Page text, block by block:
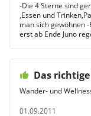
-Die 4 Sterne sind
,Essen und
man sich gewöhnen
erst ab Ende Juno
Das
Wander- und
01.09.2011